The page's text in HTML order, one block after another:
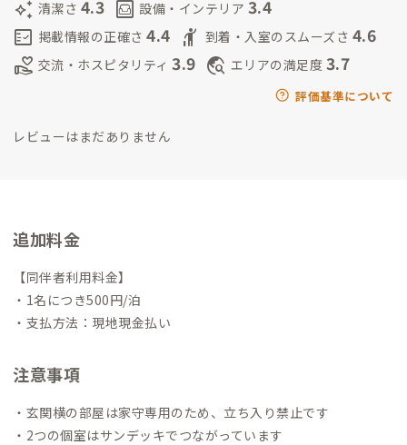
auto_awesome 清潔さ 4.3 living 設備・インテリア 3.4
fact_check 掲載情報の正確さ 4.4 hail 到着・入室のスムーズさ 4.6
volunteer_activism 交流・ホスピタリティ 3.9 travel_explore エリアの満足度 3.7
評価基準について
レビューはまだありません
追加料金
【同伴者利用料金】
・1名につき500円/泊
・支払方法：現地現金払い
注意事項
・玄関横の部屋は家守専用のため、立ち入り禁止です
・2つの個室はサンデッキでつながっています